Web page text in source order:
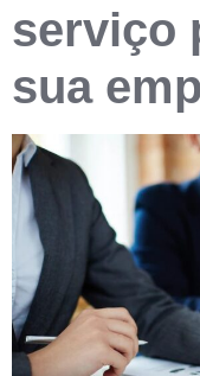
serviço
sua